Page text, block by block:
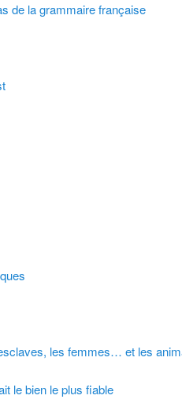
de la grammaire française
les femmes… et les
le bien le plus fiable